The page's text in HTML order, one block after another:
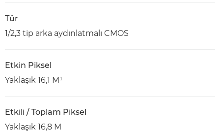
Tür
1/2,3 tip arka aydınlatmalı CMOS
Etkin Piksel
Yaklaşık 16,1 M¹
Etkili / Toplam Piksel
Yaklaşık 16,8 M